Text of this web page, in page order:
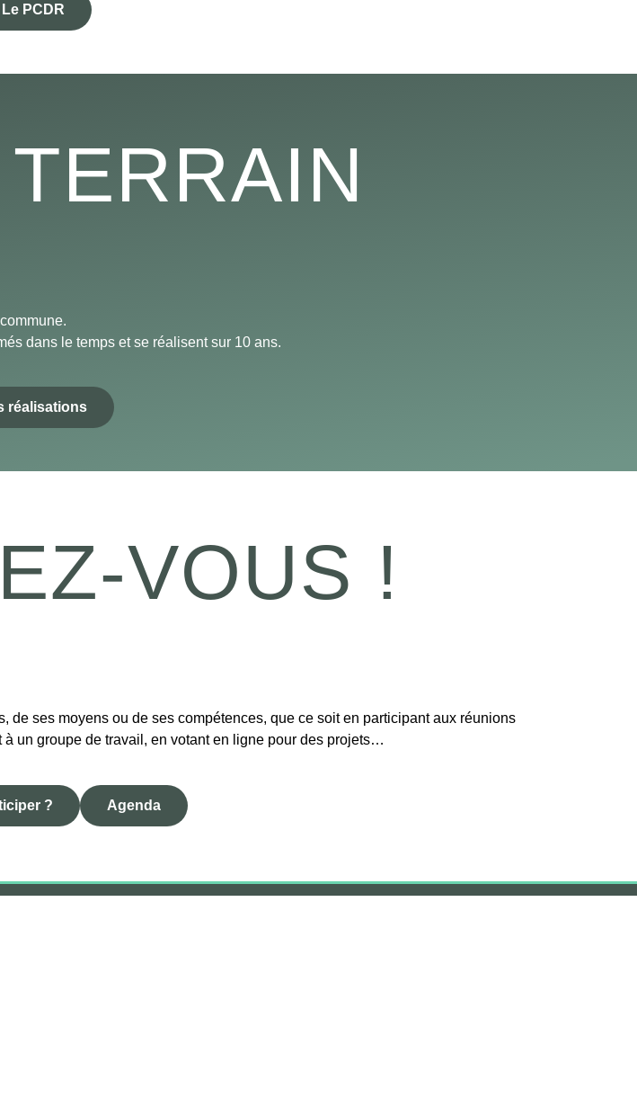
Le PCDR
dans le temps et se réalisent sur 10 ans.
réalisations
VOUS !
de ses moyens ou de ses compétences, que ce soit en participant aux réunions
un groupe de travail, en votant en ligne pour des projets…
? Agenda